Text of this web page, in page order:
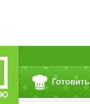
Готовить